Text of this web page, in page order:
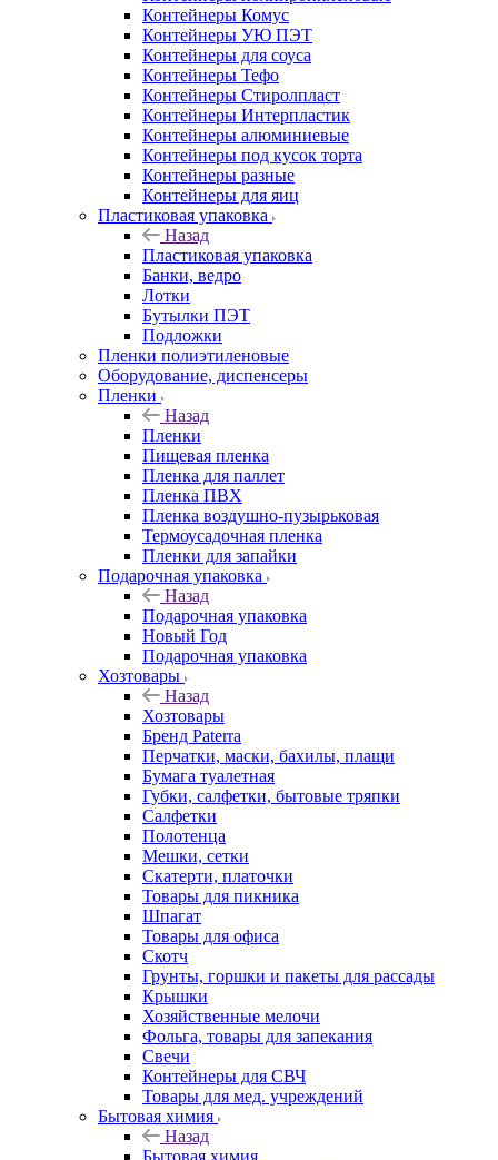
Контейнеры Комус
Контейнеры УЮ ПЭТ
Контейнеры для соуса
Контейнеры Тефо
Контейнеры Стиролпласт
Контейнеры Интерпластик
Контейнеры алюминиевые
Контейнеры под кусок торта
Контейнеры разные
Контейнеры для яиц
Пластиковая упаковка
Назад
Пластиковая упаковка
Банки, ведро
Лотки
Бутылки ПЭТ
Подложки
Пленки полиэтиленовые
Оборудование, диспенсеры
Пленки
Назад
Пленки
Пищевая пленка
Пленка для паллет
Пленка ПВХ
Пленка воздушно-пузырьковая
Термоусадочная пленка
Пленки для запайки
Подарочная упаковка
Назад
Подарочная упаковка
Новый Год
Подарочная упаковка
Хозтовары
Назад
Хозтовары
Бренд Paterra
Перчатки, маски, бахилы, плащи
Бумага туалетная
Губки, салфетки, бытовые тряпки
Салфетки
Полотенца
Мешки, сетки
Скатерти, платочки
Товары для пикника
Шпагат
Товары для офиса
Скотч
Грунты, горшки и пакеты для рассады
Крышки
Хозяйственные мелочи
Фольга, товары для запекания
Свечи
Контейнеры для СВЧ
Товары для мед. учреждений
Бытовая химия
Назад
Бытовая химия